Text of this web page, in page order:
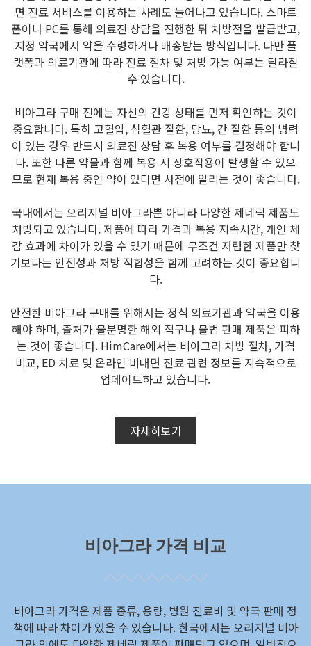
면 진료 서비스를 이용하는 사례도 늘어나고 있습니다. 스마트
폰이나 PC를 통해 의료진 상담을 진행한 뒤 처방전을 발급받고,
지정 약국에서 약을 수령하거나 배송받는 방식입니다. 다만 플
랫폼과 의료기관에 따라 진료 절차 및 처방 가능 여부는 달라질
수 있습니다.
비아그라 구매 전에는 자신의 건강 상태를 먼저 확인하는 것이
중요합니다. 특히 고혈압, 심혈관 질환, 당뇨, 간 질환 등의 병력
이 있는 경우 반드시 의료진 상담 후 복용 여부를 결정해야 합니
다. 또한 다른 약물과 함께 복용 시 상호작용이 발생할 수 있으
므로 현재 복용 중인 약이 있다면 사전에 알리는 것이 좋습니다.
국내에서는 오리지널 비아그라뿐 아니라 다양한 제네릭 제품도
처방되고 있습니다. 제품에 따라 가격과 복용 지속시간, 개인 체
감 효과에 차이가 있을 수 있기 때문에 무조건 저렴한 제품만 찾
기보다는 안전성과 처방 적합성을 함께 고려하는 것이 중요합니
다.
안전한 비아그라 구매를 위해서는 정식 의료기관과 약국을 이용
해야 하며, 출처가 불분명한 해외 직구나 불법 판매 제품은 피하
는 것이 좋습니다. HimCare에서는 비아그라 처방 절차, 가격
비교, ED 치료 및 온라인 비대면 진료 관련 정보를 지속적으로
업데이트하고 있습니다.
자세히보기
비아그라 가격 비교
비아그라 가격은 제품 종류, 용량, 병원 진료비 및 약국 판매 정
책에 따라 차이가 있을 수 있습니다. 한국에서는 오리지널 비아